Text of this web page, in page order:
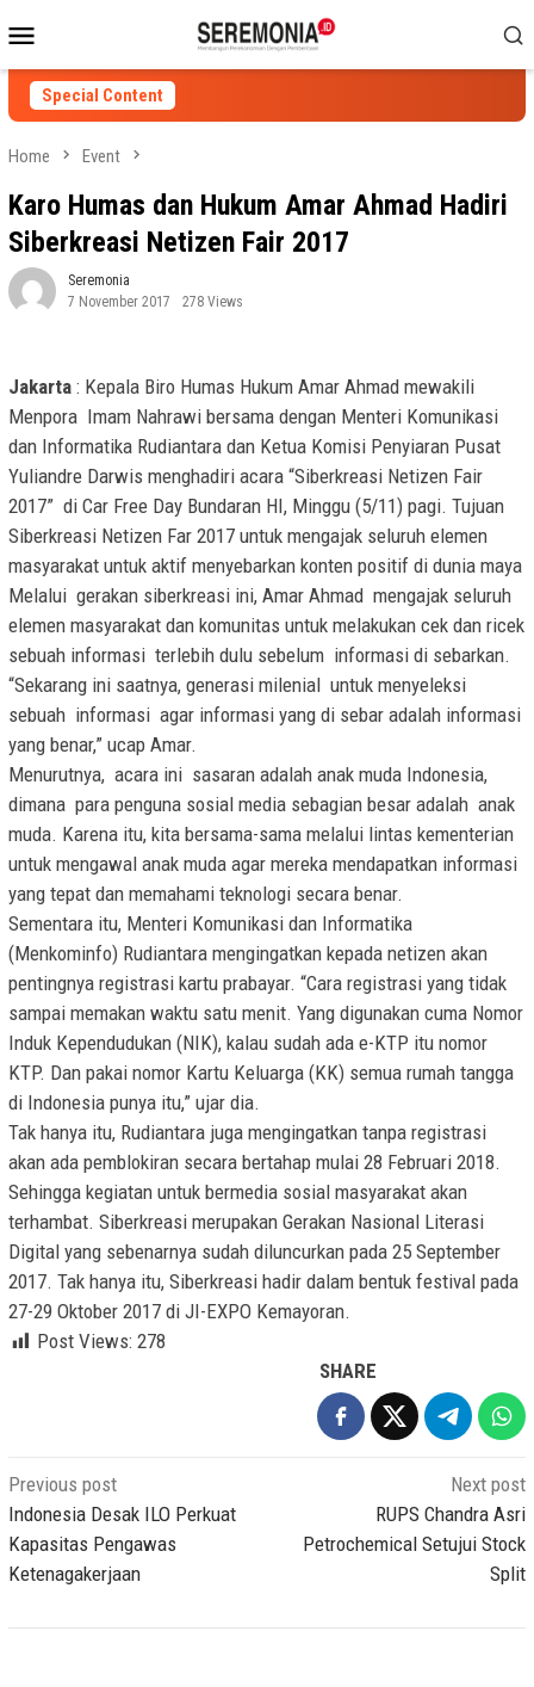
to
contentMenu
Special Content
Home Event
Karo Humas dan Hukum Amar Ahmad Hadiri
Siberkreasi Netizen Fair 2017
Seremonia
7 November 2017
278 Views
Jakarta : Kepala Biro Humas Hukum Amar Ahmad mewakili
Menpora Imam Nahrawi bersama dengan Menteri Komunikasi
dan Informatika Rudiantara dan Ketua Komisi Penyiaran Pusat
Yuliandre Darwis menghadiri acara “Siberkreasi Netizen Fair
2017” di Car Free Day Bundaran HI, Minggu (5/11) pagi. Tujuan
Siberkreasi Netizen Far 2017 untuk mengajak seluruh elemen
masyarakat untuk aktif menyebarkan konten positif di dunia maya
Melalui gerakan siberkreasi ini, Amar Ahmad mengajak seluruh
elemen masyarakat dan komunitas untuk melakukan cek dan ricek
sebuah informasi terlebih dulu sebelum informasi di sebarkan.
“Sekarang ini saatnya, generasi milenial untuk menyeleksi
sebuah informasi agar informasi yang di sebar adalah informasi
yang benar,” ucap Amar.
Menurutnya, acara ini sasaran adalah anak muda Indonesia,
dimana para penguna sosial media sebagian besar adalah anak
muda. Karena itu, kita bersama-sama melalui lintas kementerian
untuk mengawal anak muda agar mereka mendapatkan informasi
yang tepat dan memahami teknologi secara benar.
Sementara itu, Menteri Komunikasi dan Informatika
(Menkominfo) Rudiantara mengingatkan kepada netizen akan
pentingnya registrasi kartu prabayar. “Cara registrasi yang tidak
sampai memakan waktu satu menit. Yang digunakan cuma Nomor
Induk Kependudukan (NIK), kalau sudah ada e-KTP itu nomor
KTP. Dan pakai nomor Kartu Keluarga (KK) semua rumah tangga
di Indonesia punya itu,” ujar dia.
Tak hanya itu, Rudiantara juga mengingatkan tanpa registrasi
akan ada pemblokiran secara bertahap mulai 28 Februari 2018.
Sehingga kegiatan untuk bermedia sosial masyarakat akan
terhambat. Siberkreasi merupakan Gerakan Nasional Literasi
Digital yang sebenarnya sudah diluncurkan pada 25 September
2017. Tak hanya itu, Siberkreasi hadir dalam bentuk festival pada
27-29 Oktober 2017 di JI-EXPO Kemayoran.
Post Views: 278
SHARE
Post
navigation
Previous post
Indonesia Desak ILO Perkuat
Kapasitas Pengawas
Ketenagakerjaan
Next post
RUPS Chandra Asri
Petrochemical Setujui Stock
Split